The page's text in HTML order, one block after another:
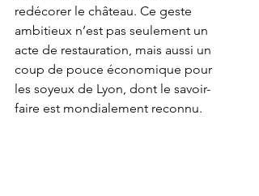
redécorer le château. Ce geste
ambitieux n’est pas seulement un
acte de restauration, mais aussi un
coup de pouce économique pour
les soyeux de Lyon, dont le savoir-
faire est mondialement reconnu.